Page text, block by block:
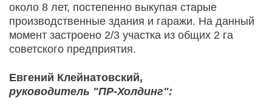
около 8 лет, постепенно выкупая старые
производственные здания и гаражи. На данный
момент застроено 2/3 участка из общих 2 га
советского предприятия.
Евгений Клейнатовский,
руководитель "ПР-Холдинг":